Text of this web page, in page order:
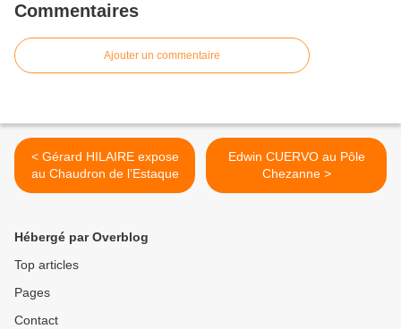
Commentaires
Ajouter un commentaire
< Gérard HILAIRE expose
au Chaudron de l’Estaque
Edwin CUERVO au Pôle
Chezanne >
Hébergé par Overblog
Top articles
Pages
Contact